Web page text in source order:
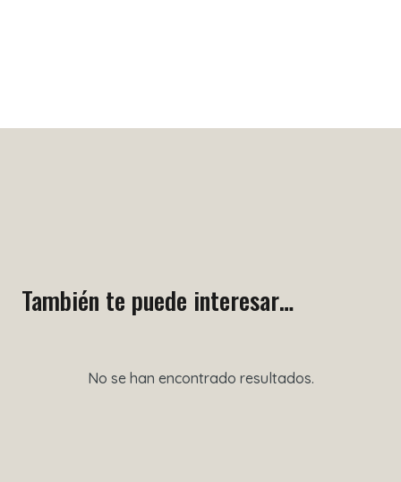
También te puede interesar…
No se han encontrado resultados.